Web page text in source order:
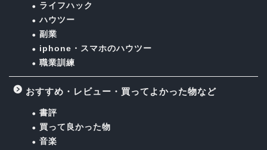
ライフハック
ハウツー
副業
iphone・スマホのハウツー
職業訓練
おすすめ・レビュー・買ってよかった物など
書評
買って良かった物
音楽